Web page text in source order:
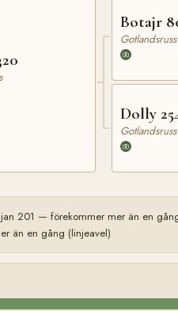
Botajr
Gotlandsruss
Dolly
Gotlandsruss
201 — förekommer mer än en
än en gång (linjeavel)